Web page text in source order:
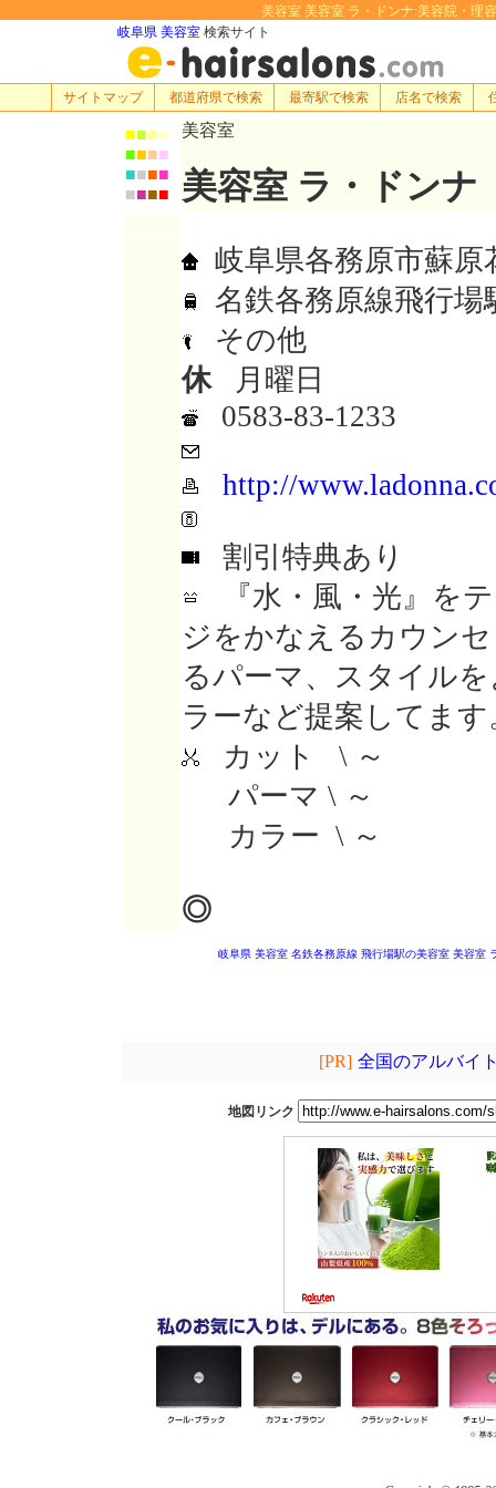
美容室 美容室 ラ・ドンナ:美容院・理
岐阜県 美容室 検索サイト
サイトマップ 都道府県で検索 最寄駅で検索 店名で検索
■■■■
■■■■
■■■■
■■■■
美容室
美容室 ラ・ドンナ
岐阜県各務原市蘇原
名鉄各務原線飛行場
その他
休月曜日
0583-83-1233
http://
割引特典あり
『水・風・光』を
ジをかなえるカウン
るパーマ、スタイル
ラーなど提案してます
カット \ ～
パーマ \ ～
カラー \ ～
◎
岐阜県 美容室 名鉄各務原線 飛行場駅の美容室 美容室
[PR] 全国のアルバイ
地図リンク